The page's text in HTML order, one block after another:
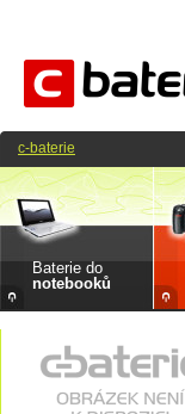
Baterie do
notebooků
c-baterie